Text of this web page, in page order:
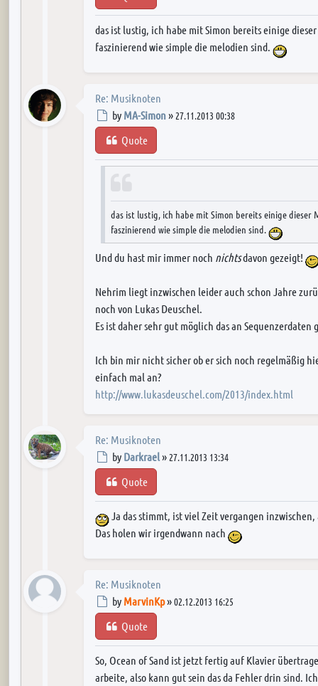
das ist lustig, ich habe mit Simon bereits einige
faszinierend wie simple die melodien sind.
Re: Musiknoten
Post
by MA-Simon» 27.11.2013 00:38
Quote
das ist lustig, ich habe mit Simon bereits einige dieser
faszinierend wie simple die melodien sind.
Und du hast mir immer noch nichtsdavon gezeigt!
Nehrim liegt inzwischen leider auch schon Jahre
noch von Lukas Deuschel.
Es ist daher sehr gut möglich das an
Ich bin mir nicht sicher ob er sich noch regelmäßig
einfach mal an?
http://www.lukasdeuschel.com/2013/index.html
Re: Musiknoten
Post
by Darkrael» 27.11.2013 13:34
Quote
Ja das stimmt, ist viel Zeit vergangen
Das holen wir irgendwann nach
Re: Musiknoten
Post
by MarvinKp»02.12.2013 16:25
Quote
So, Ocean of Sand ist jetzt fertig auf Klavier
arbeite, also kann gut sein das da Fehler drin sind.